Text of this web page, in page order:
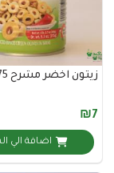
مشرح 275 غم
اضافة الي السلة